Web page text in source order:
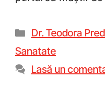
Dr. Teodora
Sanatate
Lasă un